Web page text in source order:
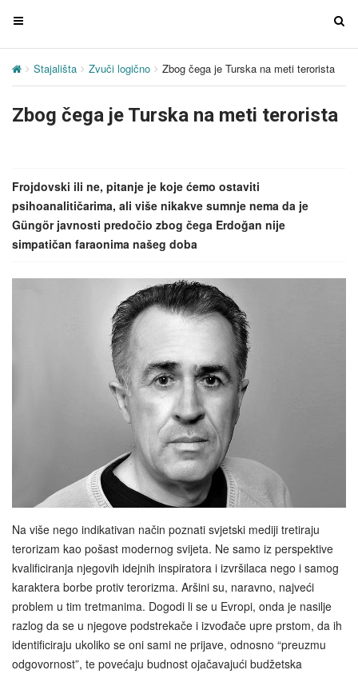
T
g
e
i
g
a
t
T
g
e
Stajališta Zvuči logično Zbog čega je Turska na meti terorista
Zbog čega je Turska na meti terorista
Frojdovski ili ne, pitanje je koje ćemo ostaviti
psihoanalitičarima, ali više nikakve sumnje nema da je
Güngör javnosti predočio zbog čega Erdoğan nije
simpatičan faraonima našeg doba
Na više nego indikativan način poznati svjetski mediji tretiraju
terorizam kao pošast modernog svijeta. Ne samo iz perspektive
kvalificiranja njegovih idejnih inspiratora i izvršilaca nego i samog
karaktera borbe protiv terorizma. Aršini su, naravno, najveći
problem u tim tretmanima. Dogodi li se u Evropi, onda je nasilje
razlog da se u njegove podstrekače i izvođače upre prstom, da ih
identificiraju ukoliko se oni sami ne prijave, odnosno “preuzmu
odgovornost”, te povećaju budnost ojačavajući budžetska